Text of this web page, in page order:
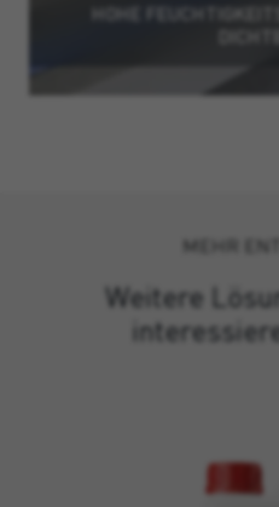
HOHE
MEHR
Weitere